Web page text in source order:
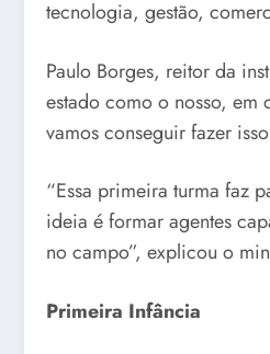
tecnologia, gestão,
Paulo Borges, reitor da
estado como o nosso, em
vamos conseguir fazer
“Essa primeira turma faz
ideia é formar agentes
no campo”, explicou o
Primeira Infância